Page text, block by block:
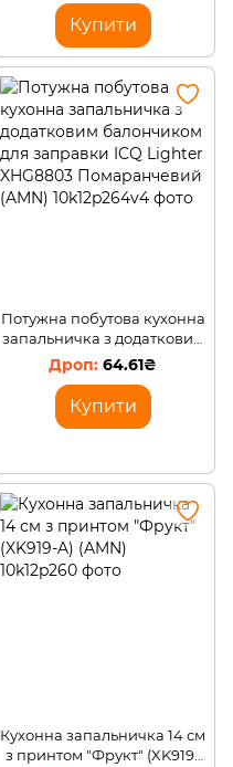
Купити
Потужна побутова кухонна
запальничка з додатковим
балончиком для заправки
ICQ Lighter XHG8803
Помаранчевий (AMN)
64.61₴
Купити
Кухонна запальничка 14 см
з принтом "Фрукт" (XK919-